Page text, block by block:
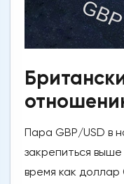
Пара GBP/USD в
закрепиться
время как